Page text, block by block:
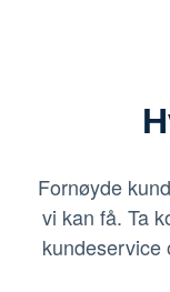
Fornøyde
vi kan få. Ta
kundeservice